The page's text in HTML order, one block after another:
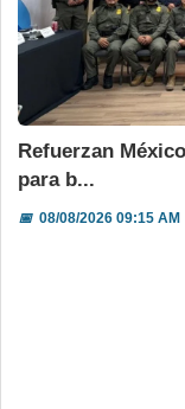
Refuerzan
para b...
📅08/08/2026 09:15 AM